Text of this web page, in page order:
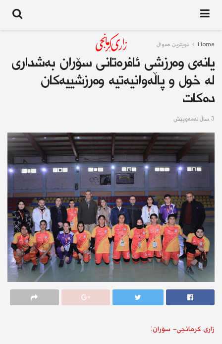
Home نوێترین هەواڵ
یانەی وەرزشی ئافرەتانی سۆران بەشداری
لە خول و پاڵەوانیەتیە وەرزشییەکان
دەکات
3 ساڵ له‌مه‌وپێش
زاری کرمانجی- سۆران: